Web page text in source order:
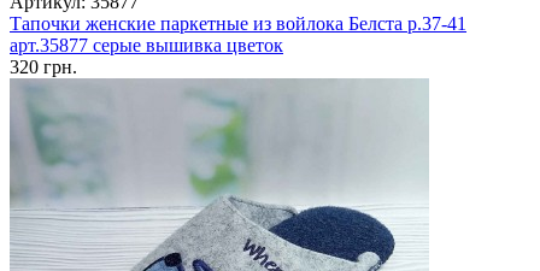
Тапочки женские паркетные из войлока Белста р.37-41
арт.35877 серые вышивка цветок
320 грн.